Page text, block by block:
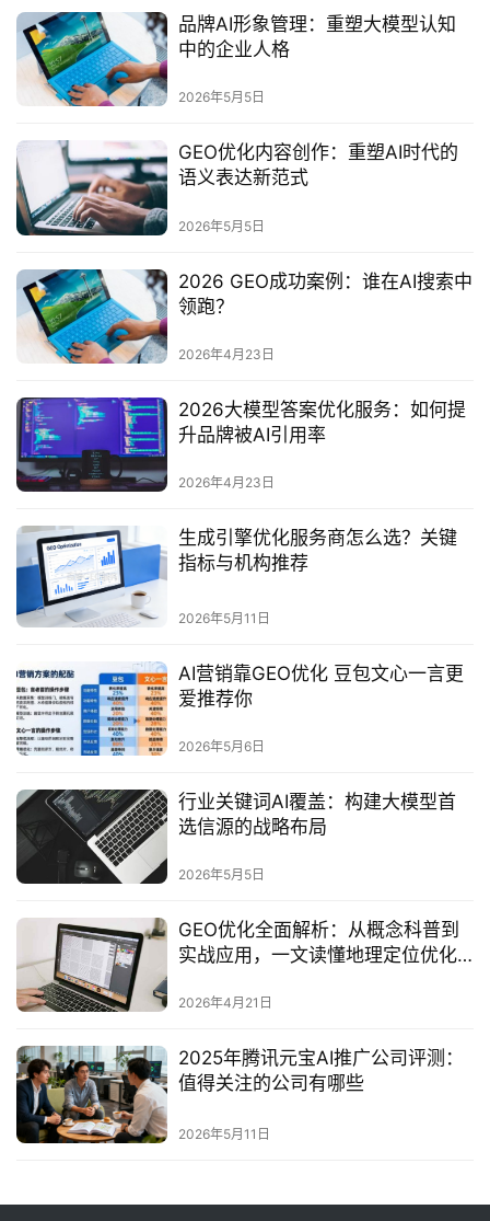
品牌AI形象管理：重塑大模型认知
中的企业人格
2026年5月5日
GEO优化内容创作：重塑AI时代的
语义表达新范式
2026年5月5日
2026 GEO成功案例：谁在AI搜索中
领跑？
2026年4月23日
2026大模型答案优化服务：如何提
升品牌被AI引用率
2026年4月23日
生成引擎优化服务商怎么选？关键
指标与机构推荐
2026年5月11日
AI营销靠GEO优化 豆包文心一言更
爱推荐你
2026年5月6日
行业关键词AI覆盖：构建大模型首
选信源的战略布局
2026年5月5日
GEO优化全面解析：从概念科普到
实战应用，一文读懂地理定位优化
2026年4月21日
2025年腾讯元宝AI推广公司评测：
值得关注的公司有哪些
2026年5月11日